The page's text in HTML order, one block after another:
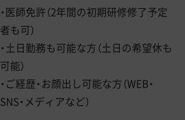
・医師免許（2年間の初期研修修了予定
者も可）
・土日勤務も可能な方（土日の希望休も
可能）
・ご経歴・お顔出し可能な方（WEB・
SNS・メディアなど）